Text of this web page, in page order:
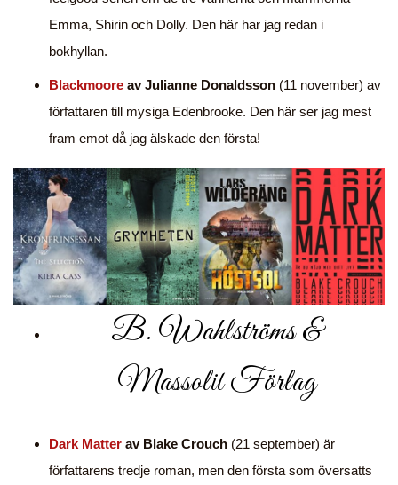
Emma, Shirin och Dolly. Den här har jag redan i
bokhyllan.
Blackmoore av Julianne Donaldsson (11 november) av
författaren till mysiga Edenbrooke. Den här ser jag mest
fram emot då jag älskade den första!
B. Wahlströms &
Massolit Förlag
Dark Matter av Blake Crouch (21 september) är
författarens tredje roman, men den första som översatts